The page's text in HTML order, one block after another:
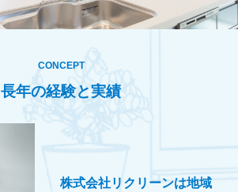
CONCEPT
長年の経験と実績
株式会社リクリーンは地域